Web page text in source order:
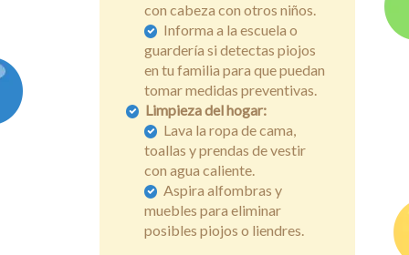
con cabeza con otros niños.
Informa a la escuela o
guardería si detectas piojos
en tu familia para que puedan
tomar medidas preventivas.
Limpieza del hogar:
Lava la ropa de cama,
toallas y prendas de vestir
con agua caliente.
Aspira alfombras y
muebles para eliminar
posibles piojos o liendres.